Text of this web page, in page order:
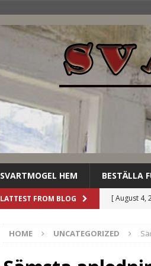
SVARTMOGEL HEM BESTÄLLA
LATTEST FROM BLOG [ August 4,
[ August 3,
HOME UNCATEGORIZED